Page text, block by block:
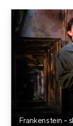
Frankenstein –